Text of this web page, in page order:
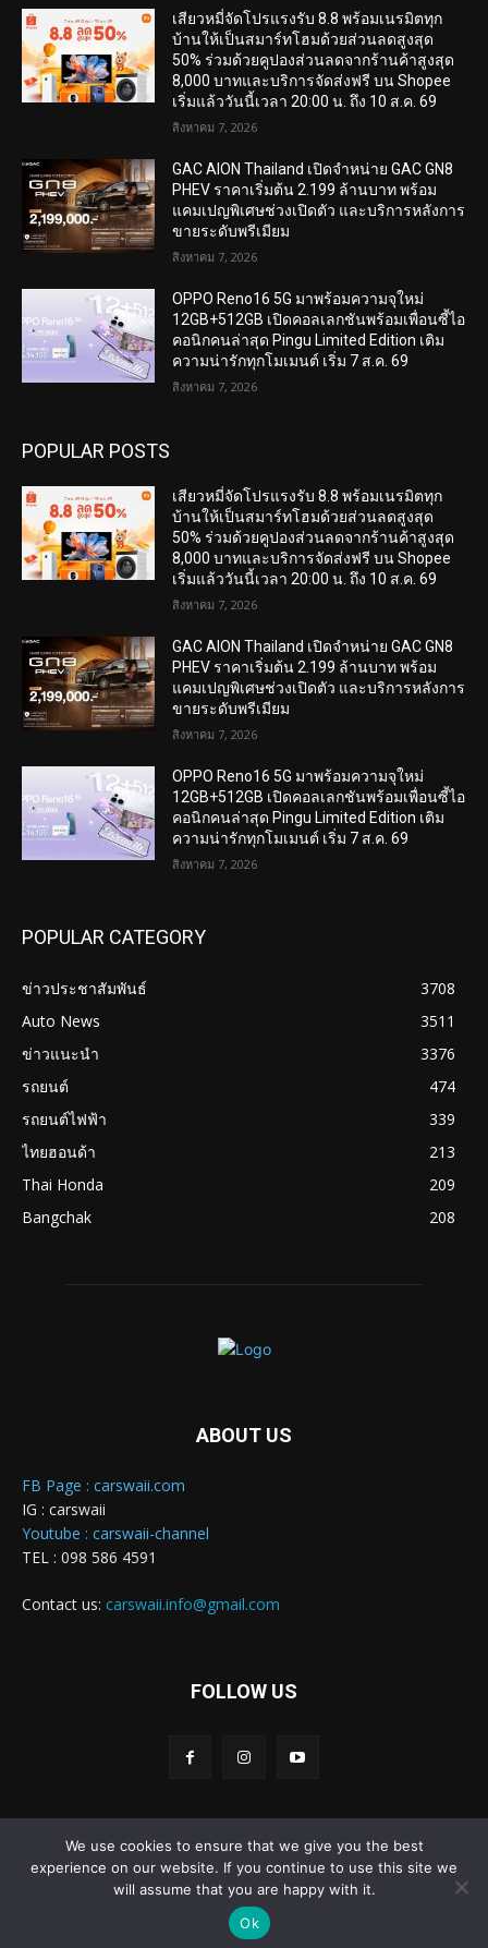
เสียวหมี่จัดโปรแรงรับ 8.8 พร้อมเนรมิตทุก
บ้านให้เป็นสมาร์ทโฮมด้วยส่วนลดสูงสุด
50% ร่วมด้วยคูปองส่วนลดจากร้านค้าสูงสุด
8,000 บาทและบริการจัดส่งฟรี บน Shopee
เริ่มแล้ววันนี้เวลา 20:00 น. ถึง 10 ส.ค. 69
สิงหาคม 7, 2026
GAC AION Thailand เปิดจำหน่าย GAC GN8
PHEV ราคาเริ่มต้น 2.199 ล้านบาท พร้อม
แคมเปญพิเศษช่วงเปิดตัว และบริการหลังการ
ขายระดับพรีเมียม
สิงหาคม 7, 2026
OPPO Reno16 5G มาพร้อมความจุใหม่
12GB+512GB เปิดคอลเลกชันพร้อมเพื่อนซี้ไอ
คอนิกคนล่าสุด Pingu Limited Edition เติม
ความน่ารักทุกโมเมนต์ เริ่ม 7 ส.ค. 69
สิงหาคม 7, 2026
POPULAR POSTS
เสียวหมี่จัดโปรแรงรับ 8.8 พร้อมเนรมิตทุก
บ้านให้เป็นสมาร์ทโฮมด้วยส่วนลดสูงสุด
50% ร่วมด้วยคูปองส่วนลดจากร้านค้าสูงสุด
8,000 บาทและบริการจัดส่งฟรี บน Shopee
เริ่มแล้ววันนี้เวลา 20:00 น. ถึง 10 ส.ค. 69
สิงหาคม 7, 2026
GAC AION Thailand เปิดจำหน่าย GAC GN8
PHEV ราคาเริ่มต้น 2.199 ล้านบาท พร้อม
แคมเปญพิเศษช่วงเปิดตัว และบริการหลังการ
ขายระดับพรีเมียม
สิงหาคม 7, 2026
OPPO Reno16 5G มาพร้อมความจุใหม่
12GB+512GB เปิดคอลเลกชันพร้อมเพื่อนซี้ไอ
คอนิกคนล่าสุด Pingu Limited Edition เติม
ความน่ารักทุกโมเมนต์ เริ่ม 7 ส.ค. 69
สิงหาคม 7, 2026
POPULAR CATEGORY
ข่าวประชาสัมพันธ์
3708
Auto News
3511
ข่าวแนะนำ
3376
รถยนต์
474
รถยนต์ไฟฟ้า
339
ไทยฮอนด้า
213
Thai Honda
209
Bangchak
208
ABOUT US
FB Page : carswaii.com
IG : carswaii
Youtube : carswaii-channel
TEL : 098 586 4591
Contact us: carswaii.info@gmail.com
FOLLOW US
Carswaii © Copyright All right reserved
Review&Test
CONTACT
We use cookies to ensure that we give you the best
experience on our website. If you continue to use this site we
will assume that you are happy with it.
Ok